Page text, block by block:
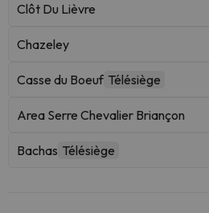
Clôt Du Lièvre
Chazeley
Casse du Boeuf Télésiège
Area Serre Chevalier Briançon
Bachas Télésiège